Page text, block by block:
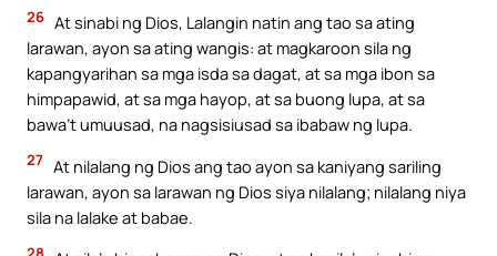
26 At sinabi ng Dios, Lalangin natin ang tao sa ating
larawan, ayon sa ating wangis: at magkaroon sila ng
kapangyarihan sa mga isda sa dagat, at sa mga ibon sa
himpapawid, at sa mga hayop, at sa buong lupa, at sa
bawa’t umuusad, na nagsisiusad sa ibabaw ng lupa.
27 At nilalang ng Dios ang tao ayon sa kaniyang sariling
larawan, ayon sa larawan ng Dios siya nilalang; nilalang niya
sila na lalake at babae.